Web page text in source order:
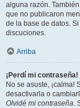
alguna razón.
que no publicaron
de la base de datos.
discuciones.
Arriba
¡Perdí mi contraseña!
No se asuste, ¡calma!
desactivarla o
Olvidé mi contraseña.